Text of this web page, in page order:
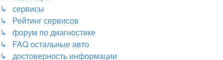
↳ сервисы
↳ Рейтинг сервисов
↳ форум по диагностике
↳ FAQ остальные авто
↳ достоверность информации